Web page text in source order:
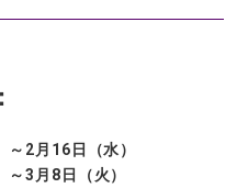
2月16日（水）
3月8日（火）